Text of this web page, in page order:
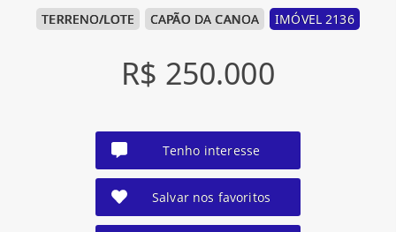
TERRENO/LOTE CAPÃO DA CANOA IMÓVEL 2136
R$ 250.000
Tenho interesse
Salvar nos favoritos